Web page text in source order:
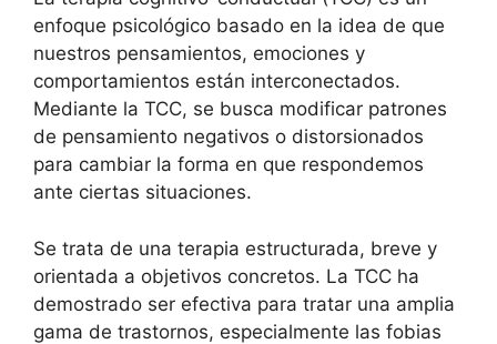
enfoque psicológico basado en la idea de que
nuestros pensamientos, emociones y
comportamientos están interconectados.
Mediante la TCC, se busca modificar patrones
de pensamiento negativos o distorsionados
para cambiar la forma en que respondemos
ante ciertas situaciones.
Se trata de una terapia estructurada, breve y
orientada a objetivos concretos. La TCC ha
demostrado ser efectiva para tratar una amplia
gama de trastornos, especialmente las fobias